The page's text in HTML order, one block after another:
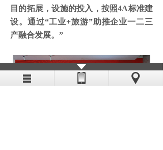
目的拓展，设施的投入，按照4A标准建
设。通过“工业+旅游”助推企业一二三
产融合发展。”